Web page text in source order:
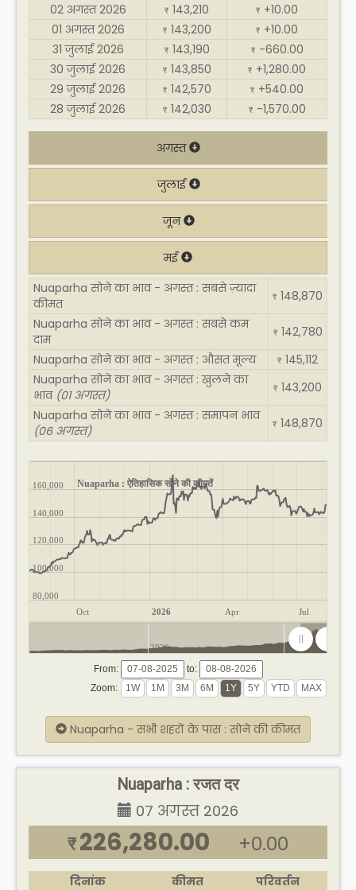
02 अगस्त 2026
₹ 143,210 ₹ +10.00
01 अगस्त 2026
₹ 143,200 ₹ +10.00
31 जुलाई 2026
₹ 143,190 ₹ -660.00
30 जुलाई 2026
₹ 143,850 ₹ +1,280.00
29 जुलाई 2026
₹ 142,570 ₹ +540.00
28 जुलाई 2026
₹ 142,030 ₹ -1,570.00
अगस्त
जुलाई
जून
मई
Nuaparha सोने का भाव - अगस्त : सबसे ज़्यादा
कीमत
₹ 148,870
Nuaparha सोने का भाव - अगस्त : सबसे कम
दाम
₹ 142,780
Nuaparha सोने का भाव - अगस्त : औसत मूल्य
₹ 145,112
Nuaparha सोने का भाव - अगस्त : खुलने का
भाव (01 अगस्त) ₹ 143,200
Nuaparha सोने का भाव - अगस्त : समापन भाव
(06 अगस्त)
₹ 148,870
Nuaparha : ऐतिहासिक सोने की कीमतें
Oct 2026 Apr Jul
80,000
100,000
120,000
140,000
160,000
2020 2025
From:
to:
Zoom:
Nuaparha - सभी शहरों के पास : सोने की कीमत
Nuaparha : रजत दर
07 अगस्त 2026
₹ 226,280.00 +0.00
दिनांक कीमत
परिवर्तन